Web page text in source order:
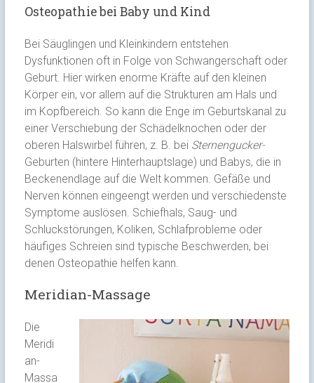
Osteopathie bei Baby und Kind
Bei Säuglingen und Kleinkindern entstehen
Dysfunktionen oft in Folge von Schwangerschaft oder
Geburt. Hier wirken enorme Kräfte auf den kleinen
Körper ein, vor allem auf die Strukturen am Hals und
im Kopfbereich. So kann die Enge im Geburtskanal zu
einer Verschiebung der Schädelknochen oder der
oberen Halswirbel führen, z. B. beiSternengucker-
Geburten (hintere Hinterhauptslage) und Babys, die in
Beckenendlage auf die Welt kommen. Gefäße und
Nerven können eingeengt werden und verschiedenste
Symptome auslösen. Schiefhals, Saug- und
Schluckstörungen, Koliken, Schlafprobleme oder
häufiges Schreien sind typische Beschwerden, bei
denen Osteopathie helfen kann.
Meridian-Massage
Die
Meridi
an-
Massa